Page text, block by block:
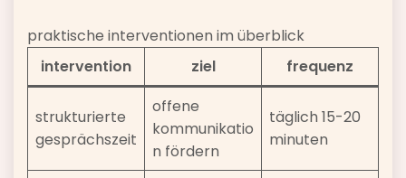
praktische interventionen im überblick
intervention
ziel frequenz
strukturierte
gesprächszeit
offene
kommunikatio
n fördern
täglich 15-20
minuten